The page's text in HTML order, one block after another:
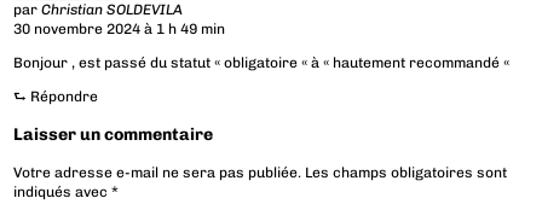
parChristian SOLDEVILA
30 novembre 2024 à 1 h 49 min
Bonjour , est passé du statut « obligatoire « à « hautement recommandé «
⮑ Répondre
Laisser un commentaire
Votre adresse e-mail ne sera pas publiée. Les champs obligatoires sont
indiqués avec*